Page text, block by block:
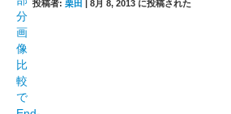
投稿者: 栗田 | 8月 8, 2013 に投稿された